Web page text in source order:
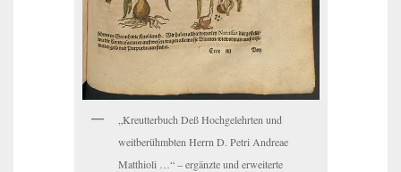
„Kreutterbuch Deß Hochgelehrten und
weitberühmbten Herrn D. Petri Andreae
Matthioli …“ – ergänzte und erweiterte